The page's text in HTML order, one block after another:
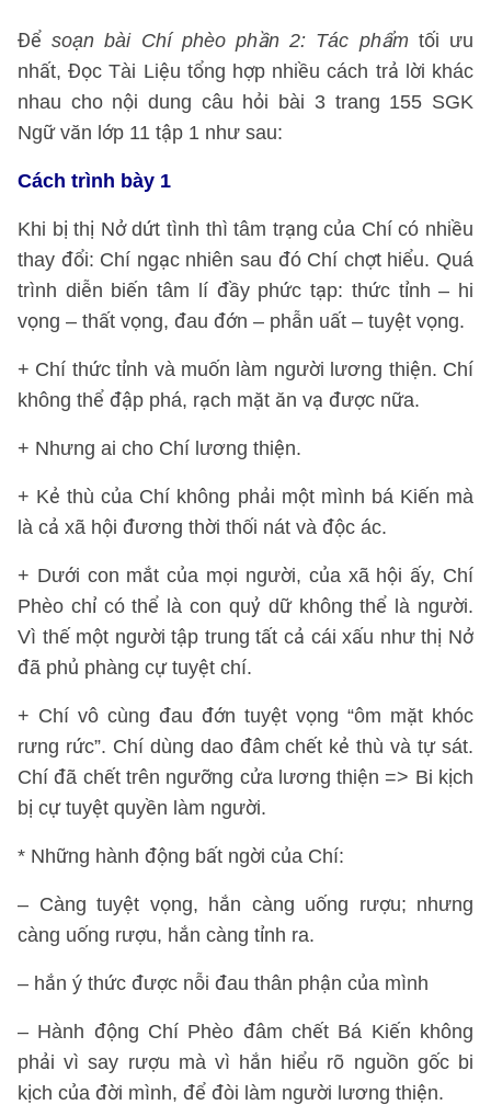
Đểsoạn bài Chí phèo phần 2: Tác phẩm tối ưu
nhất, Đọc Tài Liệu tổng hợp nhiều cách trả lời khác
nhau cho nội dung câu hỏi bài 3 trang 155 SGK
Ngữ văn lớp 11 tập 1 như sau:
Cách trình bày 1
Khi bị thị Nở dứt tình thì tâm trạng của Chí có nhiều
thay đổi: Chí ngạc nhiên sau đó Chí chợt hiểu. Quá
trình diễn biến tâm lí đầy phức tạp: thức tỉnh – hi
vọng – thất vọng, đau đớn – phẫn uất – tuyệt vọng.
+ Chí thức tỉnh và muốn làm người lương thiện. Chí
không thể đập phá, rạch mặt ăn vạ được nữa.
+ Nhưng ai cho Chí lương thiện.
+ Kẻ thù của Chí không phải một mình bá Kiến mà
là cả xã hội đương thời thối nát và độc ác.
+ Dưới con mắt của mọi người, của xã hội ấy, Chí
Phèo chỉ có thể là con quỷ dữ không thể là người.
Vì thế một người tập trung tất cả cái xấu như thị Nở
đã phủ phàng cự tuyệt chí.
+ Chí vô cùng đau đớn tuyệt vọng “ôm mặt khóc
rưng rức”. Chí dùng dao đâm chết kẻ thù và tự sát.
Chí đã chết trên ngưỡng cửa lương thiện => Bi kịch
bị cự tuyệt quyền làm người.
* Những hành động bất ngời của Chí:
– Càng tuyệt vọng, hắn càng uống rượu; nhưng
càng uống rượu, hắn càng tỉnh ra.
– hắn ý thức được nỗi đau thân phận của mình
– Hành động Chí Phèo đâm chết Bá Kiến không
phải vì say rượu mà vì hắn hiểu rõ nguồn gốc bi
kịch của đời mình, để đòi làm người lương thiện.